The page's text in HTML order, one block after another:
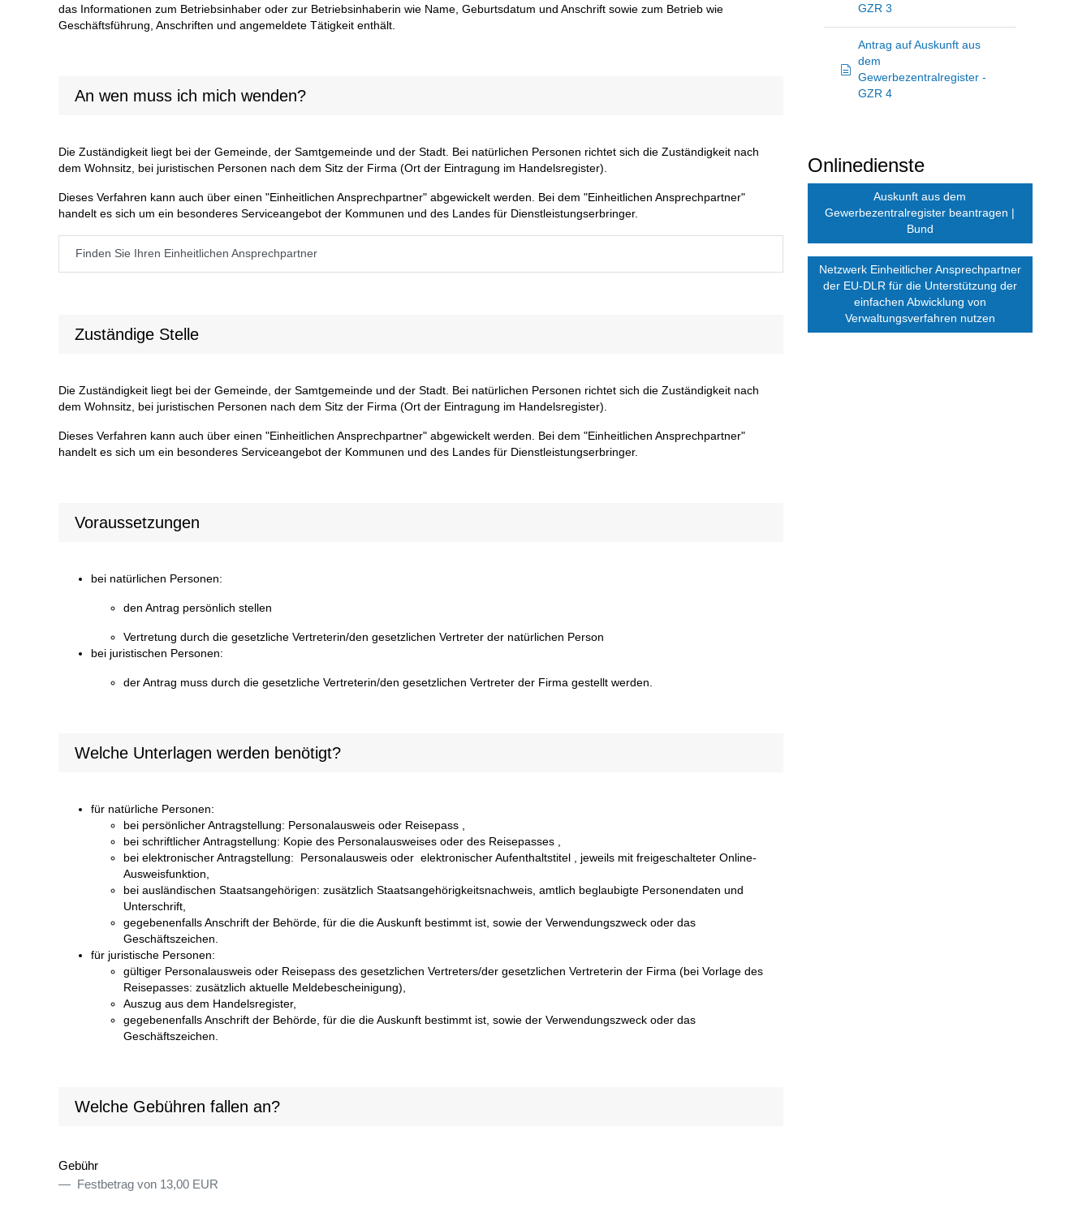
das Informationen zum Betriebsinhaber oder zur Betriebsinhaberin wie Name, Geburtsdatum und Anschrift sowie zum Betrieb wie
Geschäftsführung, Anschriften und angemeldete Tätigkeit enthält.
An wen muss ich mich wenden?
Die Zuständigkeit liegt bei der Gemeinde, der Samtgemeinde und der Stadt. Bei natürlichen Personen richtet sich die Zuständigkeit nach
dem Wohnsitz, bei juristischen Personen nach dem Sitz der Firma (Ort der Eintragung im Handelsregister).
Dieses Verfahren kann auch über einen "Einheitlichen Ansprechpartner" abgewickelt werden. Bei dem "Einheitlichen Ansprechpartner"
handelt es sich um ein besonderes Serviceangebot der Kommunen und des Landes für Dienstleistungserbringer.
Finden Sie Ihren Einheitlichen Ansprechpartner
Zuständige Stelle
Die Zuständigkeit liegt bei der Gemeinde, der Samtgemeinde und der Stadt. Bei natürlichen Personen richtet sich die Zuständigkeit nach
dem Wohnsitz, bei juristischen Personen nach dem Sitz der Firma (Ort der Eintragung im Handelsregister).
Dieses Verfahren kann auch über einen "Einheitlichen Ansprechpartner" abgewickelt werden. Bei dem "Einheitlichen Ansprechpartner"
handelt es sich um ein besonderes Serviceangebot der Kommunen und des Landes für Dienstleistungserbringer.
Voraussetzungen
bei natürlichen Personen:
den Antrag persönlich stellen
Vertretung durch die gesetzliche Vertreterin/den gesetzlichen Vertreter der natürlichen Person
bei juristischen Personen:
der Antrag muss durch die gesetzliche Vertreterin/den gesetzlichen Vertreter der Firma gestellt werden.
Welche Unterlagen werden benötigt?
für natürliche Personen:
bei persönlicher Antragstellung: Personalausweis oder Reisepass ,
bei schriftlicher Antragstellung: Kopie des Personalausweises oder des Reisepasses ,
bei elektronischer Antragstellung: Personalausweis oder elektronischer Aufenthaltstitel , jeweils mit freigeschalteter Online-
Ausweisfunktion,
bei ausländischen Staatsangehörigen: zusätzlich Staatsangehörigkeitsnachweis, amtlich beglaubigte Personendaten und
Unterschrift,
gegebenenfalls Anschrift der Behörde, für die die Auskunft bestimmt ist, sowie der Verwendungszweck oder das
Geschäftszeichen.
für juristische Personen:
gültiger Personalausweis oder Reisepass des gesetzlichen Vertreters/der gesetzlichen Vertreterin der Firma (bei Vorlage des
Reisepasses: zusätzlich aktuelle Meldebescheinigung),
Auszug aus dem Handelsregister,
gegebenenfalls Anschrift der Behörde, für die die Auskunft bestimmt ist, sowie der Verwendungszweck oder das
Geschäftszeichen.
Welche Gebühren fallen an?
Gebühr
Festbetrag von 13,00 EUR
GZR 3
Antrag auf Auskunft aus
dem
Gewerbezentralregister -
GZR 4
Onlinedienste
Auskunft aus dem
Gewerbezentralregister beantragen |
Bund
Netzwerk Einheitlicher Ansprechpartner
der EU-DLR für die Unterstützung der
einfachen Abwicklung von
Verwaltungsverfahren nutzen